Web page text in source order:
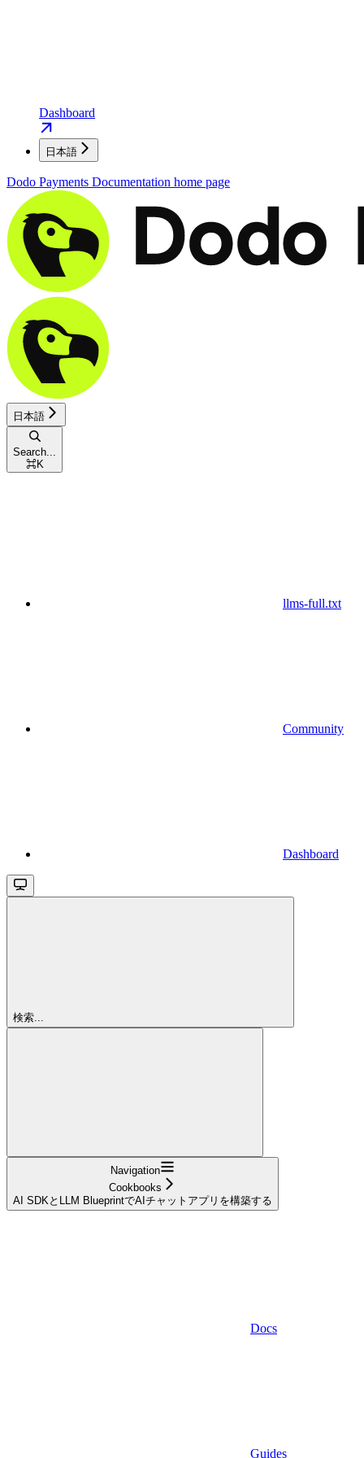
Dashboard
日本語
Dodo Payments Documentation home page
日本語
Search...
⌘K
llms-full.txt
Community
Dashboard
検索...
Navigation
Cookbooks
AI SDKとLLM BlueprintでAIチャットアプリを構築する
Docs
Guides